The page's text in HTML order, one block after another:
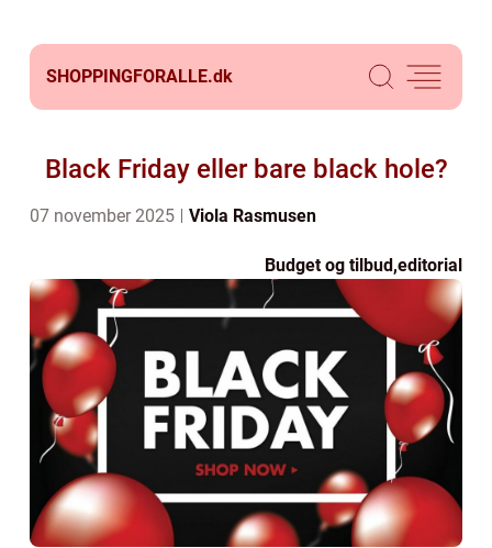
SHOPPINGFORALLE.dk
Black Friday eller bare black hole?
07 november 2025 Viola Rasmusen
Budget og tilbud,editorial